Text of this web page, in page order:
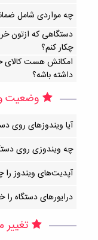
چه مواردی شامل
دستگاهی که ازتون
چکار کنم؟
امکانش هست کالای
داشته باشه؟
وضعیت
آیا ویندوزهای روی
چه ویندوزی روی
آپدیت‌های ویندوز
درایورهای دستگاه